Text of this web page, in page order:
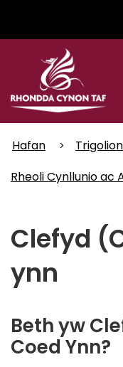
Hafan
Trigolion
Rheoli Cynllunio ac
Clefyd
ynn
Beth yw
Coed Ynn?